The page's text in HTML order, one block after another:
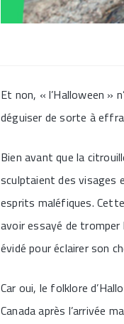
Et non, « l’Halloween
déguiser de sorte à
Bien avant que la
sculptaient des visages
esprits maléfiques.
avoir essayé de tromper
évidé pour éclairer son
Car oui, le folklore
Canada après l’arrivée